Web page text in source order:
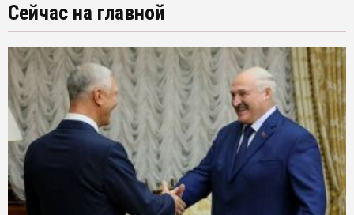
Сейчас на главной